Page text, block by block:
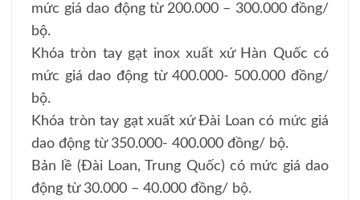
mức giá dao động từ 200.000 – 300.000 đồng/
bộ.
Khóa tròn tay gạt inox xuất xứ Hàn Quốc có
mức giá dao động từ 400.000- 500.000 đồng/
bộ.
Khóa tròn tay gạt xuất xứ Đài Loan có mức giá
dao động từ 350.000- 400.000 đồng/ bộ.
Bản lề (Đài Loan, Trung Quốc) có mức giá dao
động từ 30.000 – 40.000 đồng/ bộ.